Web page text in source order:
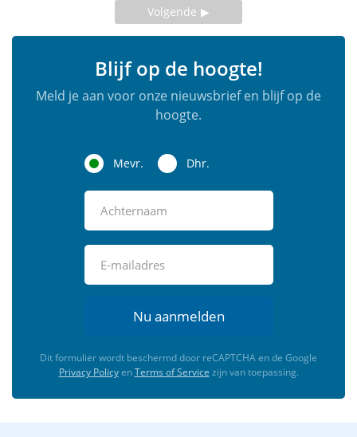
Volgende
Blijf op de hoogte!
Meld je aan voor onze nieuwsbrief en blijf op de
hoogte.
Mevr. Dhr.
Nu aanmelden
Dit formulier wordt beschermd door reCAPTCHA en de Google
Privacy PolicyenTerms of Service zijn van toepassing.